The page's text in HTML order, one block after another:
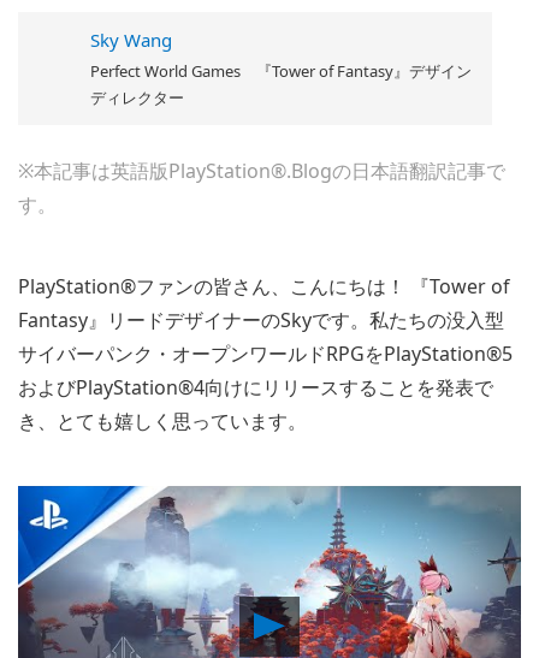
Sky Wang
Perfect World Games 『Tower of Fantasy』デザイン
ディレクター
※本記事は英語版PlayStation®.Blogの日本語翻訳記事で
す。
PlayStation®ファンの皆さん、こんにちは！ 『Tower of
Fantasy』リードデザイナーのSkyです。私たちの没入型
サイバーパンク・オープンワールドRPGをPlayStation®5
およびPlayStation®4向けにリリースすることを発表で
き、とても嬉しく思っています。
Play
Video